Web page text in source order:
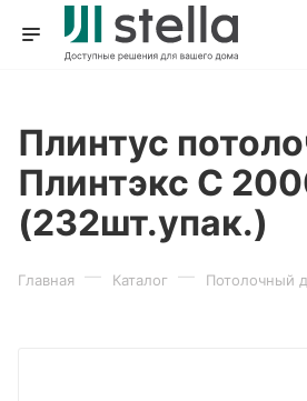
Плинтус
Плинтэкс С
(232шт.упак.)
Главная — Каталог — Потолочный